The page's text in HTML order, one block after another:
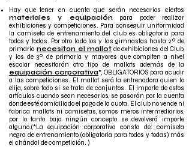
Hay que tener en cuenta que serán necesarios ciertos
materiales y equipaciónpara poder realizar
exhibiciones y competiciones. Para conseguir uniformidad
la camiseta de entrenamiento del club es obligatoria para
todos y todas. Por otro lado los y las gimnastas hasta 2º de
primaria necesitan el mallot de exhibiciones del Club,
y los de 3º de primaria y mayores que compiten a nivel
escolar necesitarán otro tipo de mallots además de la
equipación corporativa*, OBLIGATORIOS para acudir
a las competiciones. El mallot será la entrenadora quien lo
elija, sobre todo si se trata de conjuntos. El importe de estos
artículos cuando sean necesarios, se pasarán por la cuenta
donde esté domiciliado el pago de la cuota. El club no vende ni
fabrica mallots ni camisetas, somos meros intermediarios,
por lo tanto bajo ningún concepto se devolverá importe
alguno.(*La equipación corporativa consta de: camiseta
negra de entrenamiento (obligatoria para todos y todas) más
el chándal de competición. )